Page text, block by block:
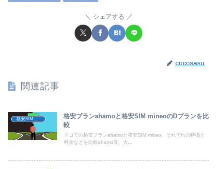
シェアする
cocosasu
関連記事
格安プランahamoと格安SIM mineoのDプランを比
較
ドコモの格安プランahamoと格安SIM mineo、それぞれの特徴と
料金などを比較ahamo等、大...